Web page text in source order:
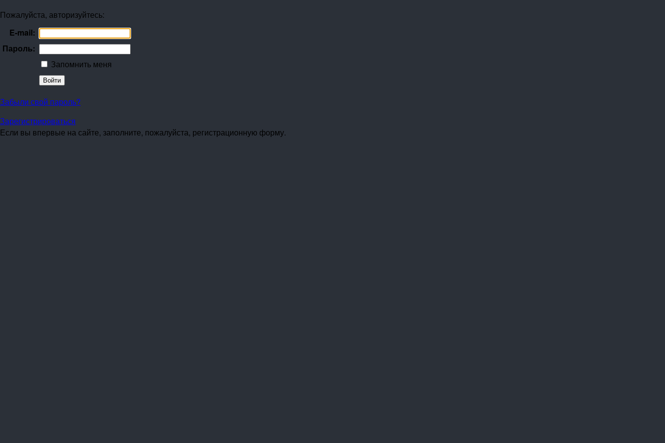
Пожалуйста, авторизуйтесь:
E-mail:
Пароль:
Запомнить меня
Забыли свой пароль?
Зарегистрироваться
Если вы впервые на сайте, заполните, пожалуйста, регистрационную форму.